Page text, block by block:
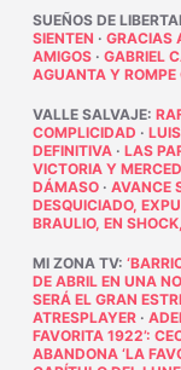
SUEÑOS DE
SIENTEN · GRACIAS
AMIGOS· GABRIEL
AGUANTA Y
VALLE SALVAJE:
COMPLICIDAD ·
DEFINITIVA· LAS
VICTORIA Y
DÁMASO· AVANCE
DESQUICIADO,
BRAULIO, EN
MI ZONA TV:
DE ABRIL EN UNA
SERÁ EL GRAN
ATRESPLAYER·
FAVORITA 1922’:
ABANDONA ‘LA